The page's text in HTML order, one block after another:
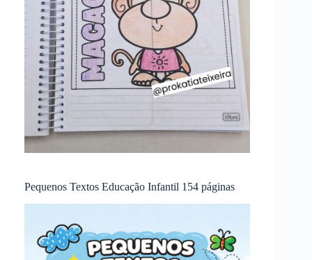
Pequenos Textos Educação Infantil 154 páginas